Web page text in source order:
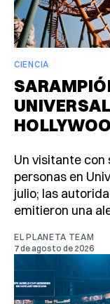
CIENCIA
Un visitante con
personas en
julio; las
emitieron una
EL PLANETA TEAM
7 de agosto de 2026